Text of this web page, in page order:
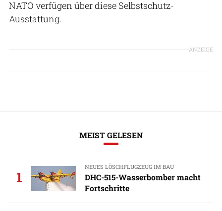
NATO verfügen über diese Selbstschutz-
Ausstattung.
ANZEIGE
MEIST GELESEN
1
NEUES LÖSCHFLUGZEUG IM BAU
DHC-515-Wasserbomber macht
Fortschritte